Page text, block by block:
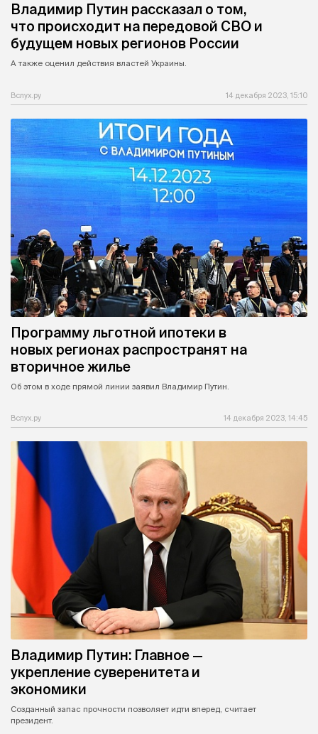
Владимир Путин рассказал о том,
что происходит на передовой СВО и
будущем новых регионов России
А также оценил действия властей Украины.
Вслух.ру 14 декабря 2023, 15:10
Программу льготной ипотеки в
новых регионах распространят на
вторичное жилье
Об этом в ходе прямой линии заявил Владимир Путин.
Вслух.ру 14 декабря 2023, 14:45
Владимир Путин: Главное —
укрепление суверенитета и
экономики
Созданный запас прочности позволяет идти вперед, считает
президент.